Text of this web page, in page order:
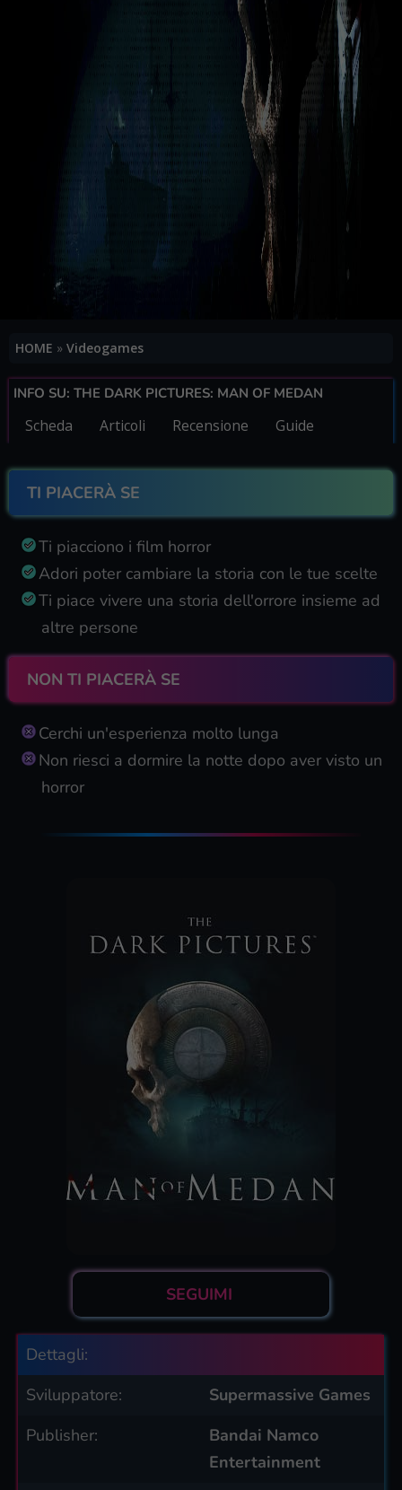
HOME » Videogames
INFO SU: THE DARK PICTURES: MAN OF MEDAN
Scheda Articoli Recensione Guide
TI PIACERÀ SE
Ti piacciono i film horror
Adori poter cambiare la storia con le tue scelte
Ti piace vivere una storia dell'orrore insieme ad
altre persone
NON TI PIACERÀ SE
Cerchi un'esperienza molto lunga
Non riesci a dormire la notte dopo aver visto un
horror
SEGUIMI
Dettagli:
Sviluppatore:
Supermassive Games
Publisher:
Bandai Namco
Entertainment